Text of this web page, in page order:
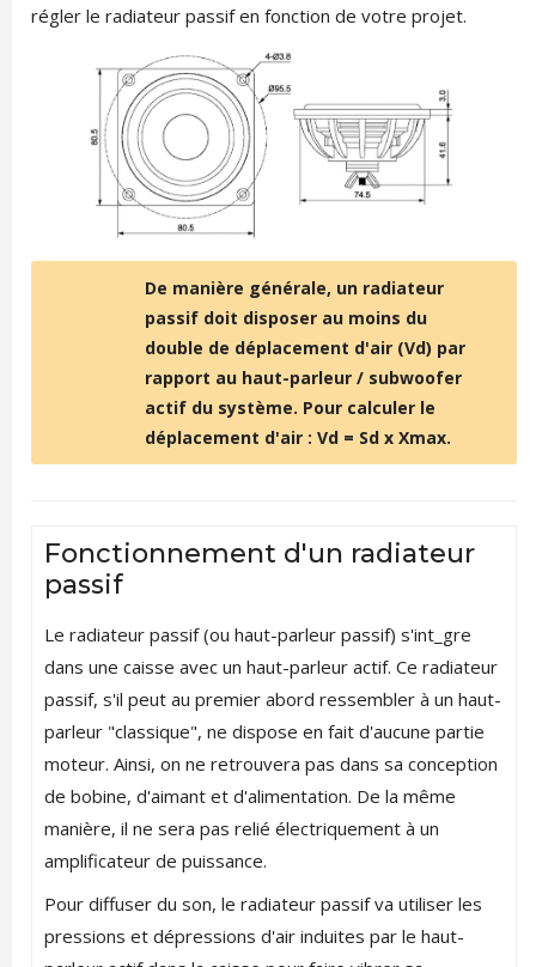
régler le radiateur passif en fonction de votre projet.
De manière générale, un radiateur
passif doit disposer au moins du
double de déplacement d'air (Vd) par
rapport au haut-parleur / subwoofer
actif du système. Pour calculer le
déplacement d'air : Vd = Sd x Xmax.
Fonctionnement d'un radiateur
passif
Le radiateur passif (ou haut-parleur passif) s'int_gre
dans une caisse avec un haut-parleur actif. Ce radiateur
passif, s'il peut au premier abord ressembler à un haut-
parleur "classique", ne dispose en fait d'aucune partie
moteur. Ainsi, on ne retrouvera pas dans sa conception
de bobine, d'aimant et d'alimentation. De la même
manière, il ne sera pas relié électriquement à un
amplificateur de puissance.
Pour diffuser du son, le radiateur passif va utiliser les
pressions et dépressions d'air induites par le haut-